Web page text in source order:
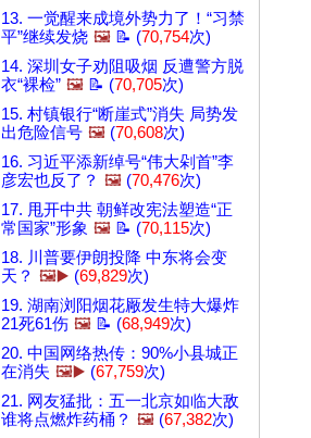
13. 一觉醒来成境外势力了！“习禁
平”继续发烧 🖼️ 📝 (70,754次)
14. 深圳女子劝阻吸烟 反遭警方脱
衣“裸检” 🖼️ 📝 (70,705次)
15. 村镇银行“断崖式”消失 局势发
出危险信号 🖼️ (70,608次)
16. 习近平添新绰号“伟大剁首”李
彦宏也反了？ 🖼️ (70,476次)
17. 甩开中共 朝鲜改宪法塑造“正
常国家”形象 🖼️ 📝 (70,115次)
18. 川普要伊朗投降 中东将会变
天？ 🖼️▶️ (69,829次)
19. 湖南浏阳烟花厰发生特大爆炸
21死61伤 🖼️ 📝 (68,949次)
20. 中国网络热传：90%小县城正
在消失 🖼️▶️ (67,759次)
21. 网友猛批：五一北京如临大敌
谁将点燃炸药桶？ 🖼️ (67,382次)